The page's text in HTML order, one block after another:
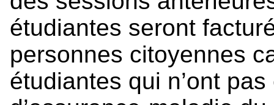
étudiantes seront
personnes citoyennes
étudiantes qui n’ont